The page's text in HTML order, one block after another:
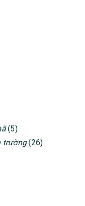
(5)
trường(26)